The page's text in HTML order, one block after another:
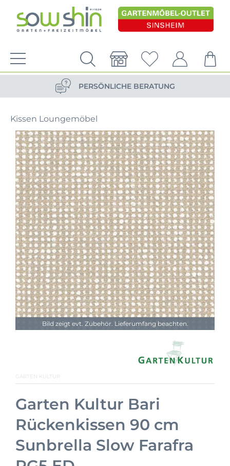
VERSANDKOSTENFREIE LIEFERUNG
PERSÖNLICHE BERATUNG
VERSANDKOSTENFREIE LIEFERUNG
PERSÖNLICHE BERATUNG
Kissen Loungemöbel
Bild zeigt evt. Zubehör. Lieferumfang beachten.
GARTEN KULTUR
Garten Kultur Bari
Rückenkissen 90 cm
Sunbrella Slow Farafra